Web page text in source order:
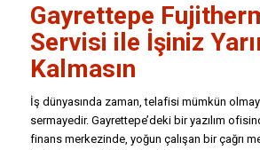
Gayrettepe
Servisi ile İşiniz
Kalmasın
İş dünyasında zaman, telafisi mümkün
sermayedir. Gayrettepe’deki bir yazılım
finans merkezinde, yoğun çalışan bir çağrı